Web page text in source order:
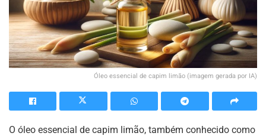
Óleo essencial de capim limão (imagem gerada por IA)
O óleo essencial de capim limão, também conhecido como